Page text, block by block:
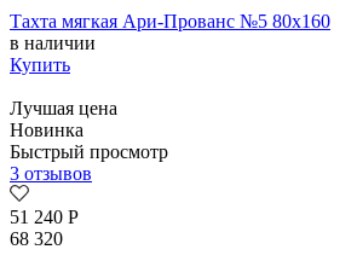
Тахта мягкая Ари-Прованс №5 80х160
в наличии
Купить
Лучшая цена
Новинка
Быстрый просмотр
3 отзывов
51 240 Р
68 320